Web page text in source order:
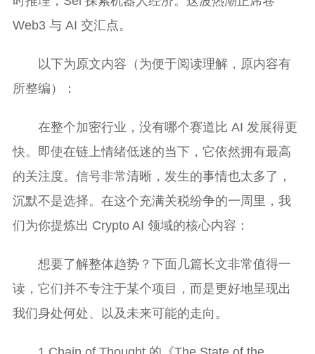
Web3 与 AI 交汇点。
以下为原文内容（为便于阅读理解，原内容有
所整编）：
在整个加密行业，没有哪个赛道比 AI 发展得更
快。即使在链上情绪低迷的当下，它依然拥有最高
的关注度。信号非常清晰，发生的事情也太多了，
沉默不是选择。在这个充满关税纷争的一周里，我
们为你提炼出 Crypto AI 领域的核心内容：
想要了解整体趋势？下面几篇长文非常值得一
读，它们并不专注于某个项目，而是更好地呈现出
我们身处何处、以及未来可能的走向。